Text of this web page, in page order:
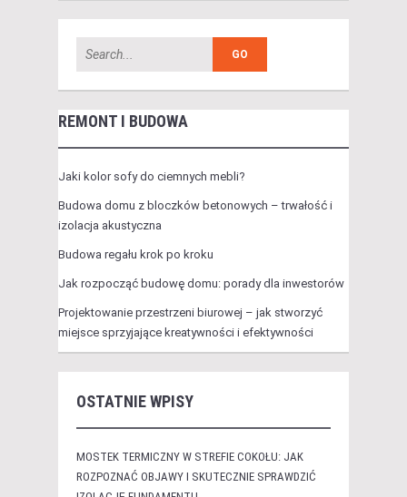
REMONT I BUDOWA
Jaki kolor sofy do ciemnych mebli?
Budowa domu z bloczków betonowych – trwałość i
izolacja akustyczna
Budowa regału krok po kroku
Jak rozpocząć budowę domu: porady dla inwestorów
Projektowanie przestrzeni biurowej – jak stworzyć
miejsce sprzyjające kreatywności i efektywności
OSTATNIE WPISY
MOSTEK TERMICZNY W STREFIE COKOŁU: JAK
ROZPOZNAĆ OBJAWY I SKUTECZNIE SPRAWDZIĆ